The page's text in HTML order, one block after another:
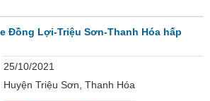
Đồng Lợi-Triệu Sơn-Thanh Hóa hấp
25/10/2021
Huyện Triệu Sơn, Thanh Hóa